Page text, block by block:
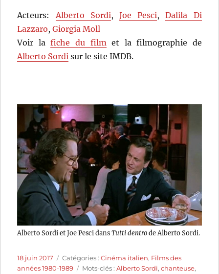
Acteurs:Alberto Sordi, Joe Pesci,Dalila Di
Lazzaro,Giorgia Moll
Voir lafiche du filmet la filmographie de
Alberto Sordi sur le site IMDB.
Alberto Sordi et Joe Pesci dansTutti dentrode Alberto Sordi.
Publié
le
18 juin 2017 Catégories
Catégories :Cinéma italien, Films des
années 1980-1989
Étiquettes
Mots-clés :Alberto Sordi,chanteuse,